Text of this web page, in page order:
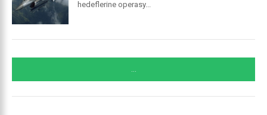
hedeflerine operasy...
...